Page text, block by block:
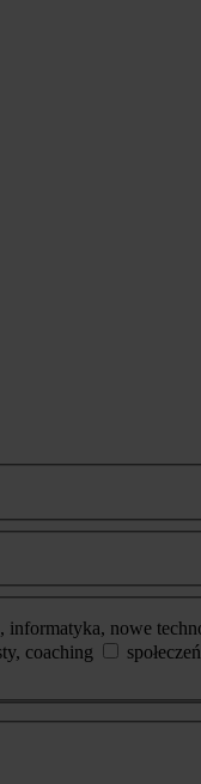
informatyka, nowe
coaching